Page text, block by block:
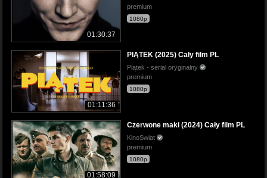
01:30:37
premium
1080p
01:11:36
PIĄTEK (2025) Cały film PL
Piątek - serial oryginalny
premium
1080p
01:58:09
Czerwone maki (2024) Cały film PL
KinoSwiat
premium
1080p